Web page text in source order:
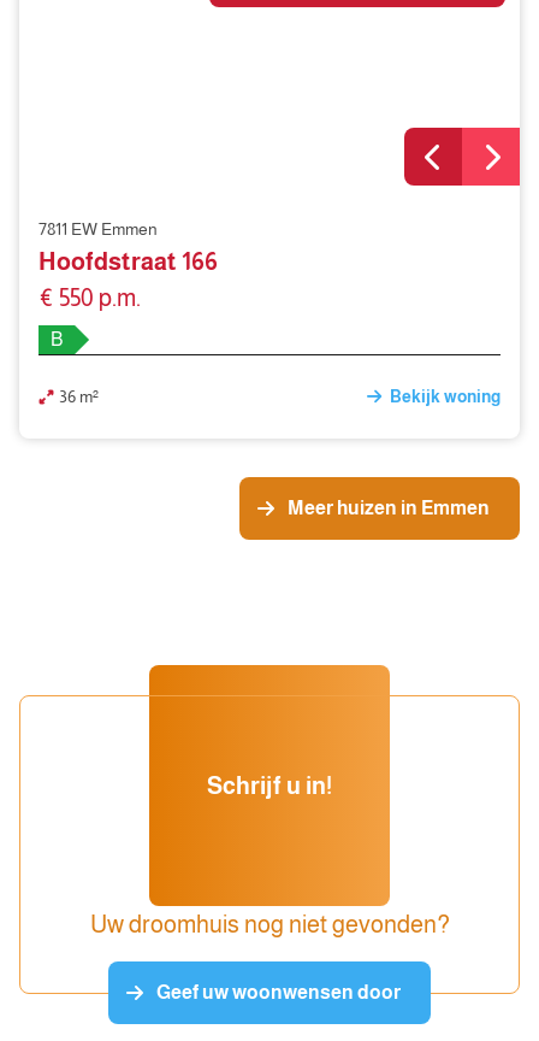
7811 EW Emmen
Hoofdstraat 166
€ 550 p.m.
B
36 m² Bekijk woning
Meer huizen in Emmen
Schrijf u in!
Uw droomhuis nog niet gevonden?
Geef uw woonwensen door